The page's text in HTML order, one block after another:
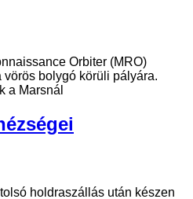
Orbiter (MRO)
bolygó körüli pályára.
a Marsnál
holdraszállás után készen